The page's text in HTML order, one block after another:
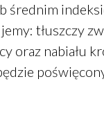
tłuszczy
oraz nabiału